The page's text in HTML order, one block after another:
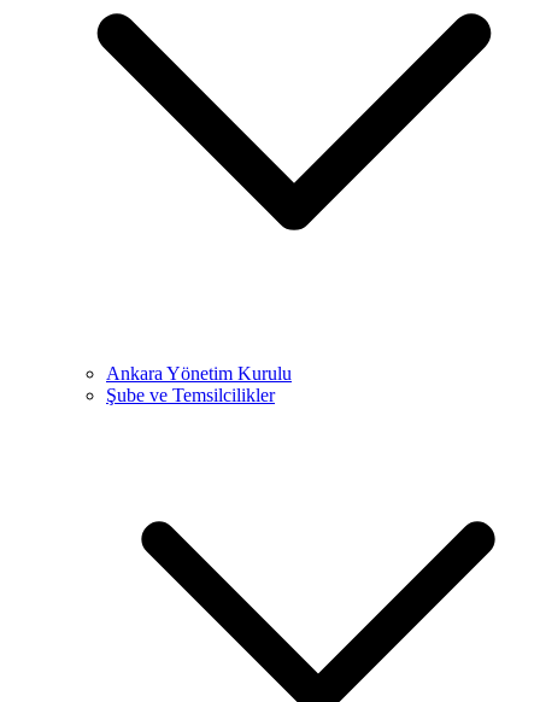
Ankara Yönetim Kurulu
Şube ve Temsilcilikler